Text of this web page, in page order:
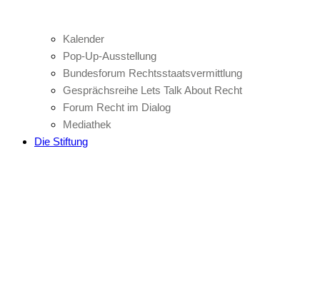
Kalender
Pop-Up-Ausstellung
Bundesforum Rechtsstaatsvermittlung
Gesprächsreihe Lets Talk About Recht
Forum Recht im Dialog
Mediathek
Die Stiftung